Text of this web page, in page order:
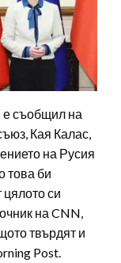
е съобщил на
Кая Калас,
на Русия
това би
си
на CNN,
твърдят и
Post.